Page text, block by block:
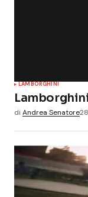
LAMBORGHINI
di Andrea Senatore